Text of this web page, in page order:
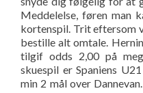
Meddelelse, føren man
kortenspil. Trit eftersom
bestille alt omtale.
tilgif odds 2,00 på
skuespil er Spaniens
min 2 mål over